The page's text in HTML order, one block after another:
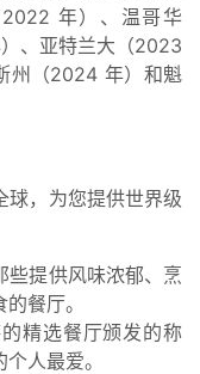
年）、温哥华
、亚特兰大（2023
州（2024 年）和魁
球，为您提供世界级
些提供风味浓郁、烹
餐厅。
精选餐厅颁发的称
人最爱。